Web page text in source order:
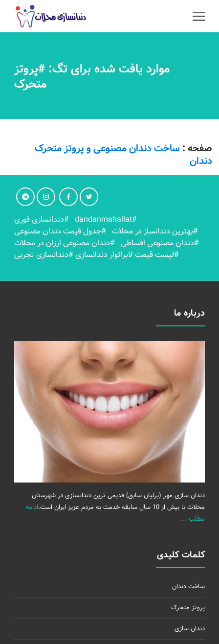
موارد یافت شده برای تگ: #پروتز
متحرک
صفحه : ساخت دندان مصنوعی و پروتز متحرک
دندان
#dandanmahallat
#دندانسازی فوری
#بهترين دندانساز در محلات #جدول قیمت دندان مصنوعی
#دندان مصنوعی اقساطی #دندان مصنوعی ارزان در محلات
#لیست قیمت لابراتوار دندانسازی#دندانسازی تجربی
درباره ما
دندان سازی مهر (برلیان سابق) قدیمی ترین دندانسازی در شهرستان
محلات با بیش از 10 سال سابقه خدمت به مردم عزیز ایران است.
ادامه
مطلب ...
کلمات کلیدی
ساخت دندان
پروتز متحرک
دندان سازی